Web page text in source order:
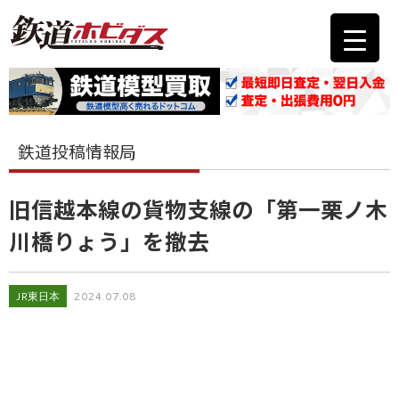
鉄道投稿情報局
旧信越本線の貨物支線の「第一栗ノ木
川橋りょう」を撤去
JR東日本 2024.07.08